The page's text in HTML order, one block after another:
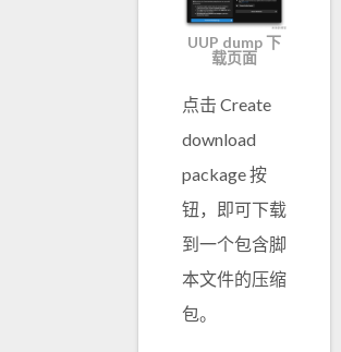
UUP dump 下
载页面
点击 Create
download
package 按
钮，即可下载
到一个包含脚
本文件的压缩
包。